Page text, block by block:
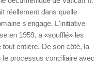
réellement dans quelle
s'engage. L'initiative
en 1959, a «soufflé» les
entière. De son côté, la
processus conciliaire avec